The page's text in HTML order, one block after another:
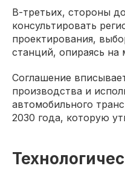
В-третьих, стороны
консультировать
проектирования,
станций, опираясь на
Соглашение
производства и
автомобильного
2030 года, которую